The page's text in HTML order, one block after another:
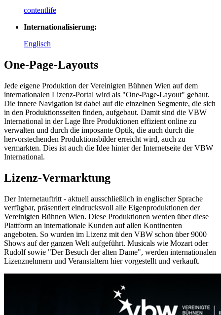
contentlife
Internationalisierung:
Englisch
One-Page-Layouts
Jede eigene Produktion der Vereinigten Bühnen Wien auf dem
internationalen Lizenz-Portal wird als "One-Page-Layout" gebaut.
Die innere Navigation ist dabei auf die einzelnen Segmente, die sich
in den Produktionsseiten finden, aufgebaut. Damit sind die VBW
International in der Lage Ihre Produktionen effizient online zu
verwalten und durch die imposante Optik, die auch durch die
hervorstechenden Produktionsbilder erreicht wird, auch zu
vermarkten. Dies ist auch die Idee hinter der Internetseite der VBW
International.
Lizenz-Vermarktung
Der Internetauftritt - aktuell ausschließlich in englischer Sprache
verfügbar, präsentiert eindrucksvoll alle Eigenproduktionen der
Vereinigten Bühnen Wien. Diese Produktionen werden über diese
Plattform an internationale Kunden auf allen Kontinenten
angeboten. So wurden im Lizenz mit den VBW schon über 9000
Shows auf der ganzen Welt aufgeführt. Musicals wie Mozart oder
Rudolf sowie "Der Besuch der alten Dame", werden internationalen
Lizenznehmern und Veranstaltern hier vorgestellt und verkauft.